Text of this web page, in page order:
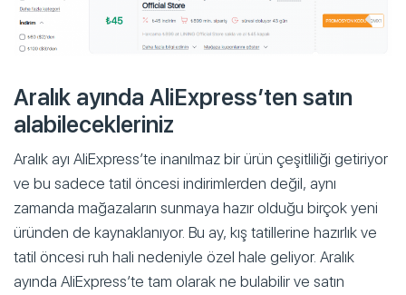
Aralık ayında AliExpress’ten satın
alabilecekleriniz
Aralık ayı AliExpress’te inanılmaz bir ürün çeşitliliği getiriyor
ve bu sadece tatil öncesi indirimlerden değil, aynı
zamanda mağazaların sunmaya hazır olduğu birçok yeni
üründen de kaynaklanıyor. Bu ay, kış tatillerine hazırlık ve
tatil öncesi ruh hali nedeniyle özel hale geliyor. Aralık
ayında AliExpress’te tam olarak ne bulabilir ve satın